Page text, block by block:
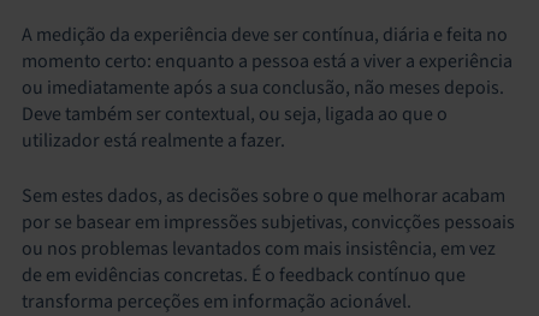
A medição da experiência deve ser contínua, diária e feita no
momento certo: enquanto a pessoa está a viver a experiência
ou imediatamente após a sua conclusão, não meses depois.
Deve também ser contextual, ou seja, ligada ao que o
utilizador está realmente a fazer.
Sem estes dados, as decisões sobre o que melhorar acabam
por se basear em impressões subjetivas, convicções pessoais
ou nos problemas levantados com mais insistência, em vez
de em evidências concretas. É o feedback contínuo que
transforma perceções em informação acionável.